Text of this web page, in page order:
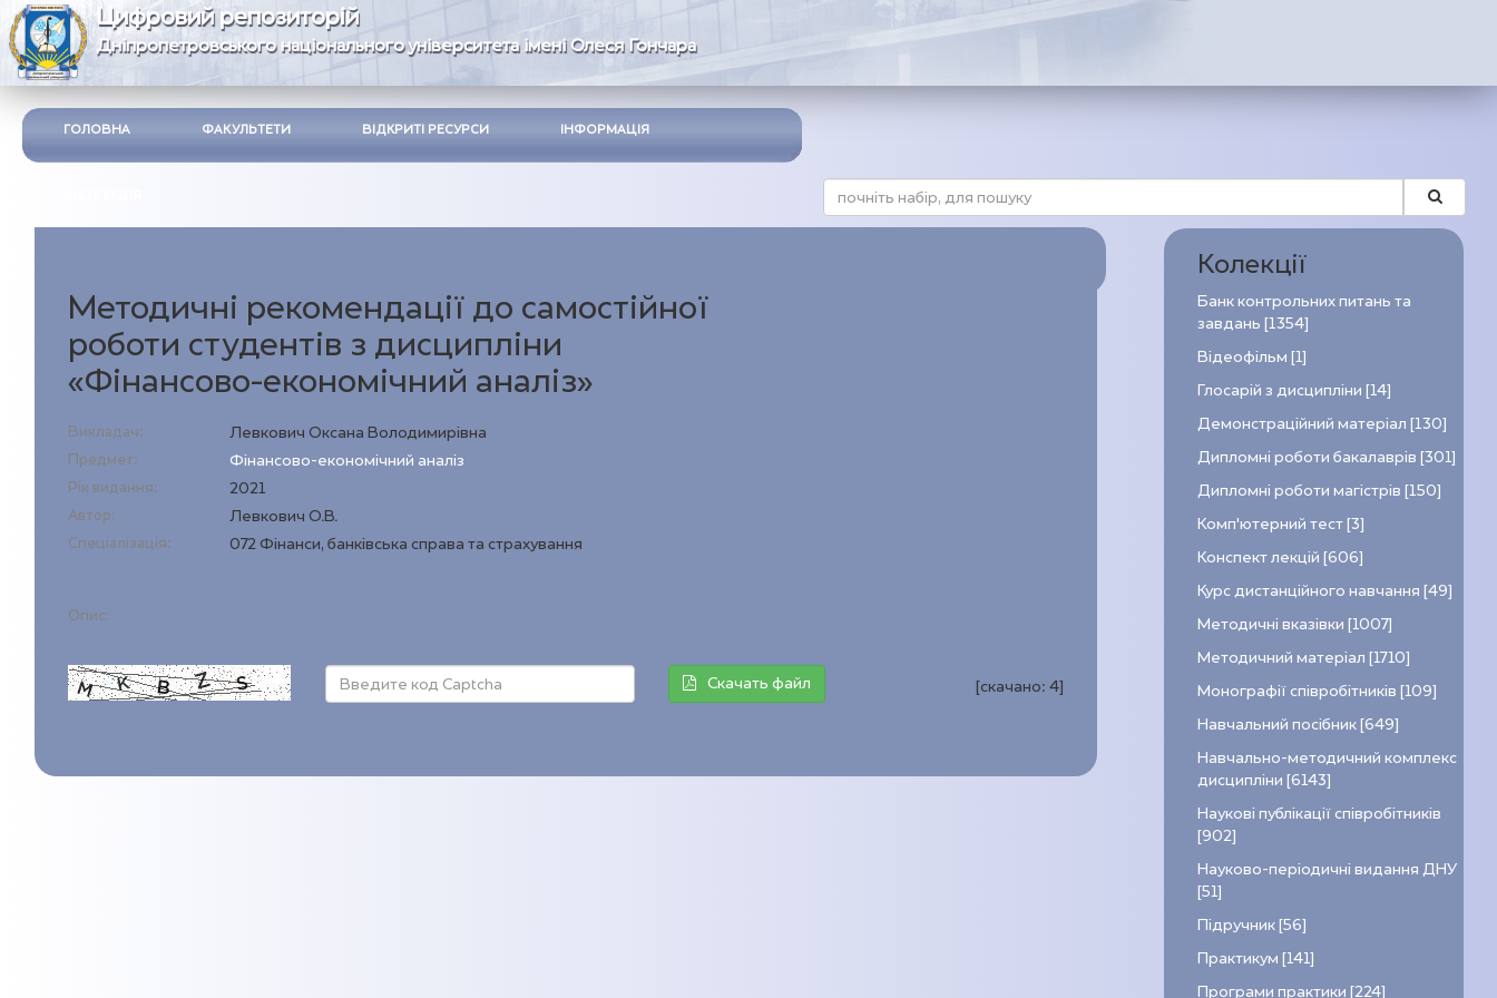
Цифровий репозиторій
Дніпропетровського національного університета імені Олеся Гончара
ГОЛОВНА ФАКУЛЬТЕТИ ВІДКРИТІ РЕСУРСИ ІНФОРМАЦІЯ
Методичні рекомендації до самостійної
роботи студентів з дисципліни
«Фінансово-економічний аналіз»
Викладач: Левкович Оксана Володимирівна
Предмет: Фінансово-економічний аналіз
Рік видання: 2021
Автор: Левкович О.В.
Спеціалізація: 072 Фінанси, банківська справа та страхування
Опис:
Скачать файл [скачано:4]
Колекції
Банк контрольних питань та
завдань [1354]
Відеофільм [1]
Глосарій з дисципліни [14]
Демонстраційний матеріал [130]
Дипломні роботи бакалаврів [301]
Дипломні роботи магістрів [150]
Комп’ютерний тест [3]
Конспект лекцій [606]
Курс дистанційного навчання [49]
Методичні вказівки [1007]
Методичний матеріал [1710]
Монографії співробітників [109]
Навчальний посібник [649]
Навчально-методичний комплекс
дисципліни [6143]
Наукові публікації співробітників
[902]
Науково-періодичні видання ДНУ
[51]
Підручник [56]
Практикум [141]
Програми практики [224]